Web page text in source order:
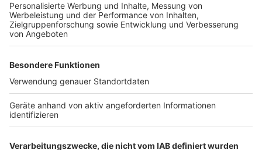
vorerst nicht, wem gespendet wurde
Es kommt noch auf das jeweilige Land an. Überall
muss mindestens zwei Jahre gewartet werden, bis
man sich kennenlernen darf. In einigen Ländern ist es
Kontakt aufzunehmen. Ein Treffen ist dann möglich,
wenn die Länderregeln es zulassen und beide Parteien
einverstanden sind.